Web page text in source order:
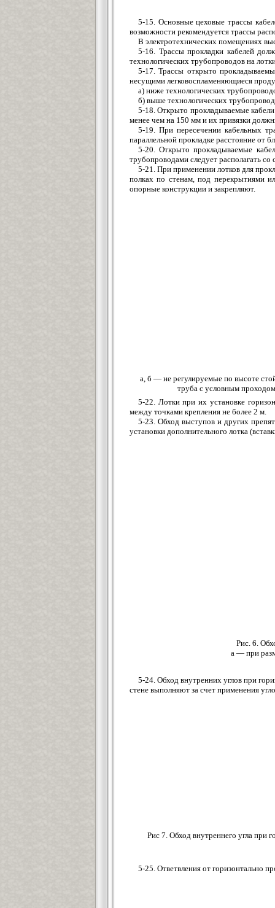
5-15. Основные цеховые трассы
возможности рекомендуется трассы
В электротехнических помещениях
5-16. Трассы прокладки кабелей
технологических трубопроводов на
5-17. Трассы открыто
несущими легковоспламеняющиеся
а) ниже технологических
б) выше технологических
5-18. Открыто прокладываемые
менее чем на 150 мм и их привязки
5-19. При пересечении кабельных
параллельной прокладке расстояние от
5-20. Открыто прокладываемые
трубопроводами следует располагать
5-21. При применении лотков для
полках по стенам, под перекрытиями
опорные конструкции и закрепляют.
а, б — не регулируемые по высоте
труба с условным
5-22. Лотки при их установке
между точками крепления не более 2 м.
5-23. Обход выступов и других
установки дополнительного лотка
Рис. 6.
а — при
5-24. Обход внутренних углов при
стене выполняют за счет применения
Рис 7. Обход внутреннего угла при
5-25. Ответвления от горизонтально